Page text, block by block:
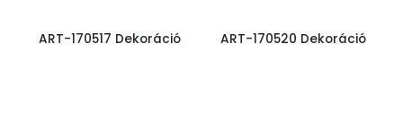
ART-170517 Dekoráció ART-170520 Dekoráció